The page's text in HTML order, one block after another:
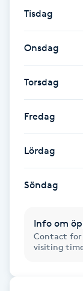
Herrklippning
HIFU
Tisdag
Onsdag
Torsdag
Fredag
Lördag
Söndag
Info om
Contact for
visiting